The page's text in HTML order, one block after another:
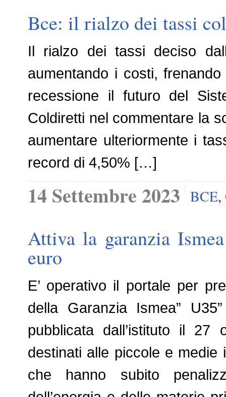
Bce: il rialzo dei tassi
Il rialzo dei tassi deciso
aumentando i costi,
recessione il futuro del
Coldiretti nel commentare la
aumentare ulteriormente i
record di 4,50% […]
14 Settembre 2023 BCE,
Attiva la garanzia
euro
E’ operativo il portale per
della Garanzia Ismea”
pubblicata dall’istituto il 27
destinati alle piccole e medie
che hanno subito